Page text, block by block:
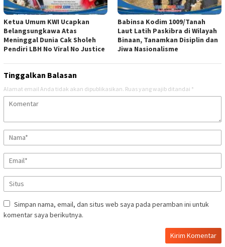
Ketua Umum KWI Ucapkan
Belangsungkawa Atas
Meninggal Dunia Cak Sholeh
Pendiri LBH No Viral No Justice
Babinsa Kodim 1009/Tanah
Laut Latih Paskibra di Wilayah
Binaan, Tanamkan Disiplin dan
Jiwa Nasionalisme
Tinggalkan Balasan
Alamat email Anda tidak akan dipublikasikan. Ruas yang wajib ditandai *
Simpan nama, email, dan situs web saya pada peramban ini untuk
komentar saya berikutnya.